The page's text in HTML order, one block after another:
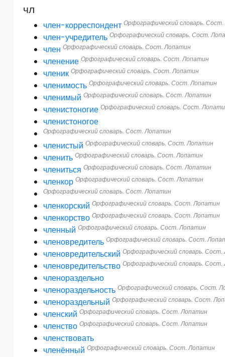
чл
член-корреспондент Орфографический словарь.
член-учредитель Орфографический словарь. Сост.
член Орфографический словарь. Сост. Лопатин
членение Орфографический словарь. Сост. Лопатин
членик Орфографический словарь. Сост. Лопатин
членимость Орфографический словарь. Сост. Лопатин
членимый Орфографический словарь. Сост. Лопатин
членистоногие Орфографический словарь. Сост.
членистоногое
Орфографический словарь. Сост. Лопатин
членистый Орфографический словарь. Сост. Лопатин
членить Орфографический словарь. Сост. Лопатин
члениться Орфографический словарь. Сост. Лопатин
членкор Орфографический словарь. Сост. Лопатин
Орфографический словарь. Сост. Лопатин
членкорский Орфографический словарь. Сост. Лопатин
членкорство Орфографический словарь. Сост. Лопатин
членный Орфографический словарь. Сост. Лопатин
членовредитель Орфографический словарь. Сост.
членовредительский Орфографический словарь.
членовредительство Орфографический словарь.
членораздельно
членораздельность Орфографический словарь. Сост.
членораздельный Орфографический словарь. Сост.
членский Орфографический словарь. Сост. Лопатин
членство Орфографический словарь. Сост. Лопатин
членствовать
членённый Орфографический словарь. Сост. Лопатин